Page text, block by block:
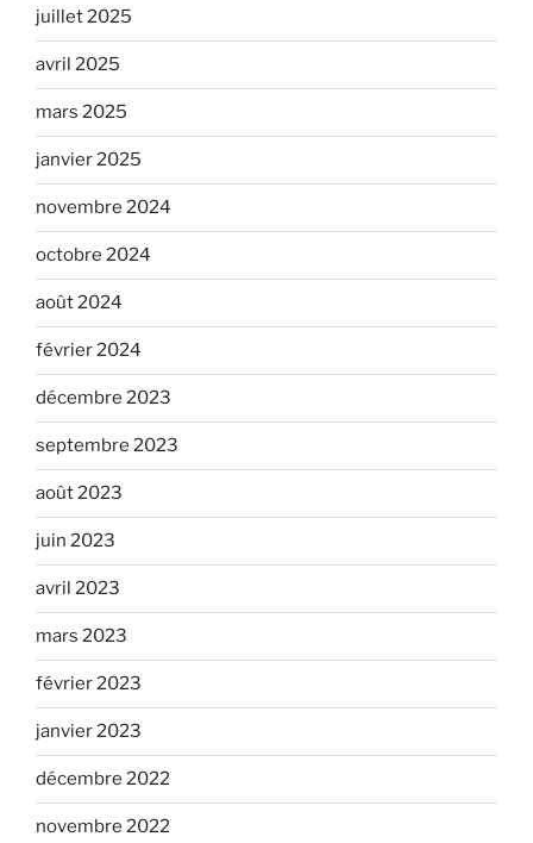
juillet 2025
avril 2025
mars 2025
janvier 2025
novembre 2024
octobre 2024
août 2024
février 2024
décembre 2023
septembre 2023
août 2023
juin 2023
avril 2023
mars 2023
février 2023
janvier 2023
décembre 2022
novembre 2022